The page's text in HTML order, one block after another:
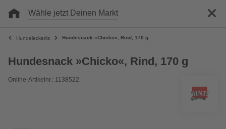
Wähle jetzt Deinen Markt
Hundeleckerlis Hundesnack »Chicko«, Rind, 170 g
Hundesnack »Chicko«, Rind, 170 g
Online-Artikelnr.: 1138522